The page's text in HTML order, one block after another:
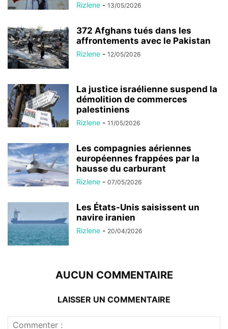
Rizlene - 13/05/2026
372 Afghans tués dans les
affrontements avec le Pakistan
Rizlene - 12/05/2026
La justice israélienne suspend la
démolition de commerces
palestiniens
Rizlene - 11/05/2026
Les compagnies aériennes
européennes frappées par la
hausse du carburant
Rizlene - 07/05/2026
Les États-Unis saisissent un
navire iranien
Rizlene - 20/04/2026
AUCUN COMMENTAIRE
LAISSER UN COMMENTAIRE